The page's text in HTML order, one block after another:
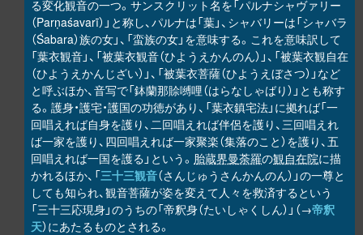
る変化観音の一つ。サンスクリット名を「パルナシャヴァリー
（Parṇaśavarī）」と称し、パルナは「葉」、シャバリーは「シャバラ
（Śabara）族の女」、「蛮族の女」を意味する。これを意味訳して
「葉衣観音」、「被葉衣観音（ひようえかんのん）」、「被葉衣観自在
（ひようえかんじざい）」、「被葉衣菩薩（ひようえぼさつ）」など
と呼ぶほか、音写で「鉢蘭那賒嚩哩（はらなしゃばり）」とも称す
る。護身・護宅・護国の功徳があり、「葉衣鎮宅法」に拠れば「一
回唱えれば自身を護り、二回唱えれば伴侶を護り、三回唱えれ
ば一家を護り、四回唱えれば一家聚楽（集落のこと）を護り、五
回唱えれば一国を護る」という。 胎蔵界曼荼羅の観自在院に描
かれるほか、「三十三観音（さんじゅうさんかんのん）」の一尊と
しても知られ、観音菩薩が姿を変えて人々を救済するという
「三十三応現身」のうちの「帝釈身（たいしゃくしん）」（→帝釈
天）にあたるものとされる。